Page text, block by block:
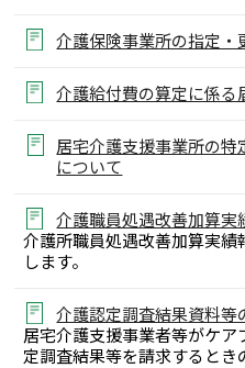
介護保険事業所の指定・
介護給付費の算定に係る
居宅介護支援事業所の特
について
介護職員処遇改善加算実
介護所職員処遇改善加算実
します。
介護認定調査結果資料
居宅介護支援事業者等がケ
定調査結果等を請求するとき